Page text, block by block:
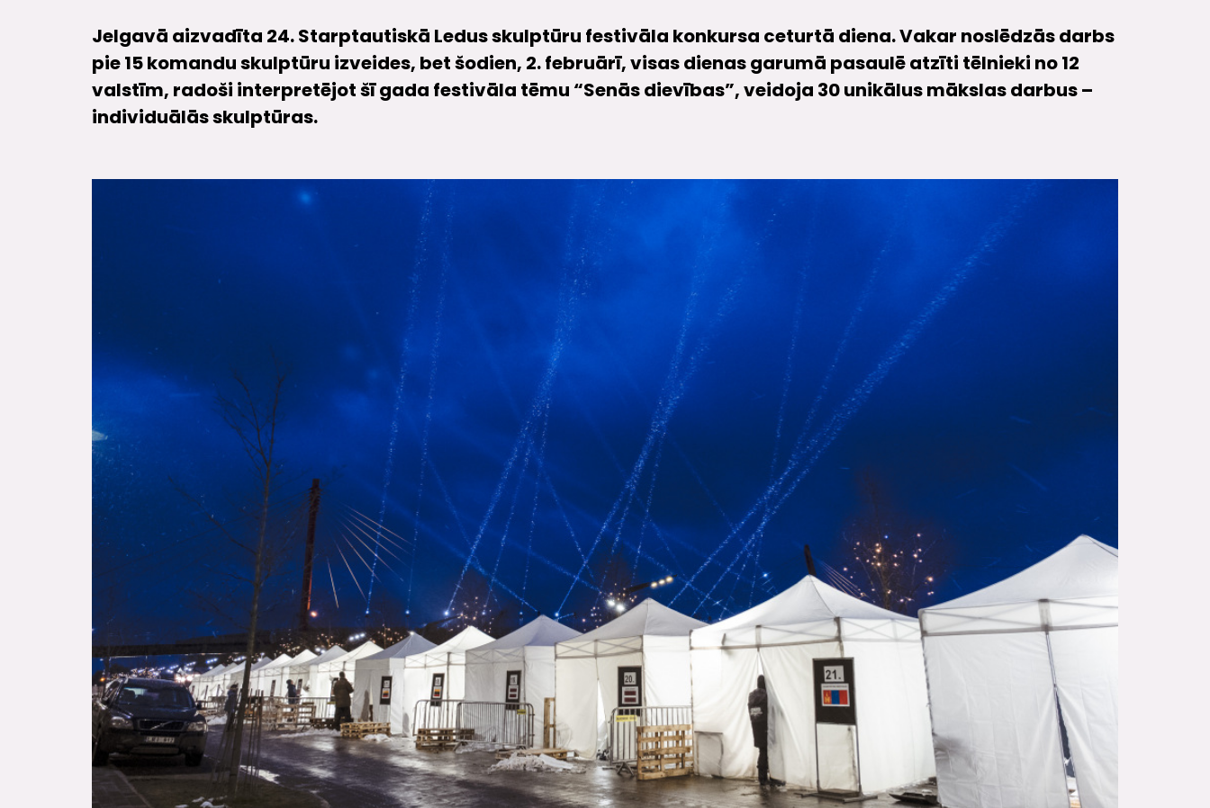
Jelgavā aizvadīta 24. Starptautiskā Ledus skulptūru festivāla konkursa ceturtā diena. Vakar noslēdzās darbs
pie 15 komandu skulptūru izveides, bet šodien, 2. februārī, visas dienas garumā pasaulē atzīti tēlnieki no 12
valstīm, radoši interpretējot šī gada festivāla tēmu “Senās dievības”, veidoja 30 unikālus mākslas darbus –
individuālās skulptūras.